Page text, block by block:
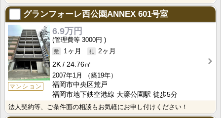
グランフォーレ西公園ANNEX 601号室
マンション
6.9万円
3000円
1ヶ月
2ヶ月
2K
24.76㎡
2007年1月
（築19年）
福岡市中央区荒戸
福岡市地下鉄空港線 大濠公園駅 徒歩5分
法人契約等、ご条件面の相談もお気軽にお申し付けください！